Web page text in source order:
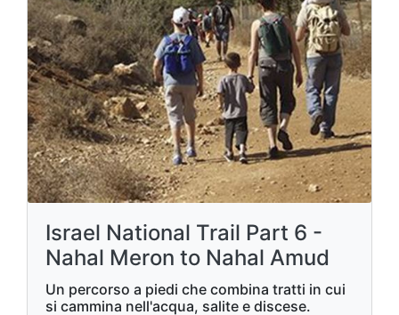
Israel National Trail Part 6 -
Nahal Meron to Nahal Amud
Un percorso a piedi che combina tratti in cui
si cammina nell'acqua, salite e discese.